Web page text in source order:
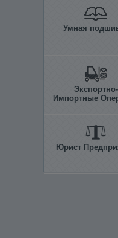
Умная
Экспортно-
Импортные
Юрист